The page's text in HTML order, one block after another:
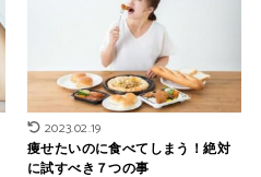
2023.02.19
痩せたいのに食べてしまう！絶対
に試すべき７つの事